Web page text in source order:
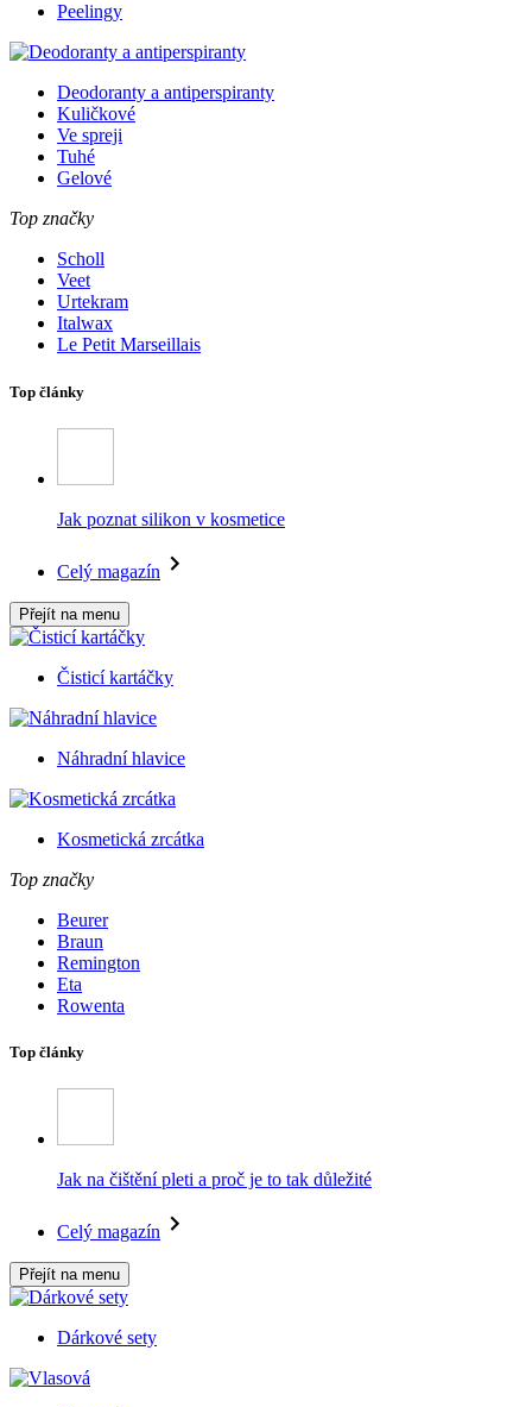
Peelingy
Deodoranty a antiperspiranty
Kuličkové
Ve spreji
Tuhé
Gelové
Top značky
Scholl
Veet
Urtekram
Italwax
Le Petit Marseillais
Top články
Jak poznat silikon v kosmetice
Celý magazín
Přejít na menu
Čisticí kartáčky
Náhradní hlavice
Kosmetická zrcátka
Top značky
Beurer
Braun
Remington
Eta
Rowenta
Top články
Jak na čištění pleti a proč je to tak důležité
Celý magazín
Přejít na menu
Dárkové sety